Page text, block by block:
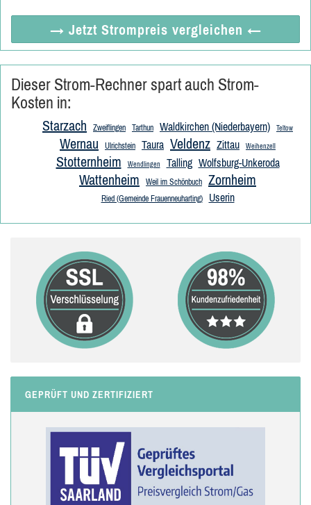
→ Jetzt Strompreis vergleichen ←
Dieser Strom-Rechner spart auch Strom-
Kosten in:
Starzach Zweiflingen Tarthun Waldkirchen (Niederbayern) Teltow
Wernau Ulrichstein Taura Veldenz Zittau Weihenzell
Stotternheim Wendlingen Talling Wolfsburg-Unkeroda
Wattenheim Weil im Schönbuch Zornheim
Ried (Gemeinde Frauenneuharting) Userin
GEPRÜFT UND ZERTIFIZIERT